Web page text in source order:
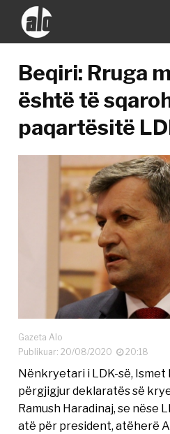
Beqiri: Rruga
është të
paqartësitë
Gazeta Alo
Publikuar: 20/08/2020
20:18
Nënkryetari i LDK-së, Ismet
përgjigjur deklaratës së
Ramush Haradinaj, se nëse
atë për president, atëherë